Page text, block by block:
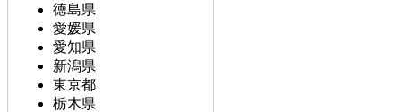
徳島県
愛媛県
愛知県
新潟県
東京都
栃木県